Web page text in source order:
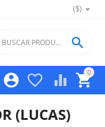
($)
0

 


(LUCAS)